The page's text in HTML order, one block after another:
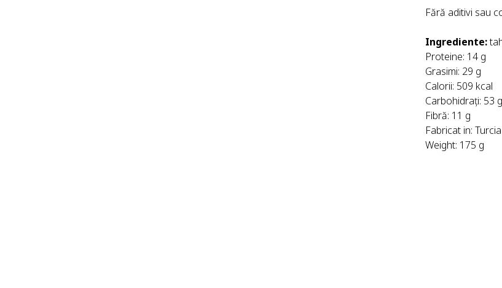
Fără aditivi sau
Ingrediente:
Proteine: 14 g
Grasimi: 29 g
Calorii: 509 kcal
Carbohidrați: 53 g
Fibră: 11 g
Fabricat in: Turcia
Weight: 175 g